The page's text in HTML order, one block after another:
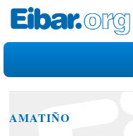
Edukira
salto
|
egin
nabigazioara
Tresna
pertsonalak
AMATIÑO